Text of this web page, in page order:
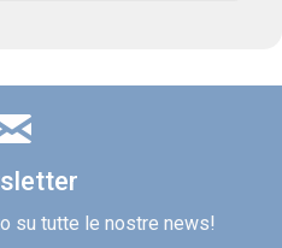
su tutte le nostre news!